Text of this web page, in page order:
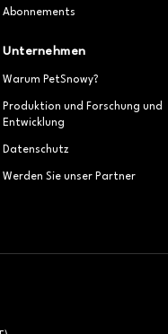
Abonnements
Unternehmen
Warum PetSnowy?
Produktion und Forschung und
Entwicklung
Datenschutz
Werden Sie unser Partner